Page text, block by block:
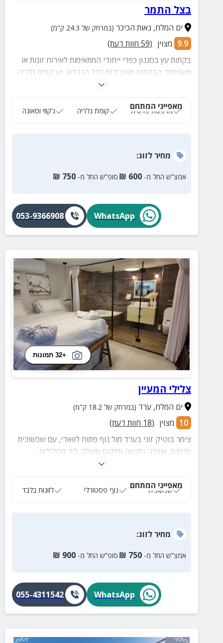
בצל התמר
ים המלח, נאות הכיכר (במרחק של 24.3 ק"מ)
9.9 מצוין (
59 חוות דעת)
בקתות עץ בסגנון כפרי ייחודי המתאימות לאירוח זוגות או
משפחות. הבקתות מאובזרות בכל הנדרש, יש קומת גלריה
לילדים, מרפסת עם פינות ישיבה הפונות אל נוף משגע!
מאפייני המתחם
מרפסת פרטית קומת גלריה ג‘קוזי וסאונה
מחירלזוג:
אמצ”ש החל מ- 600
₪ סופ”ש החל מ- 750
₪
WhatsApp
053-9366908
+32 תמונות
צלילי המעיין
ים המלח,ערד (במרחק של 18.2 ק"מ)
10 מצוין (
18 חוות דעת)
צימר בוטיק זוגי בערד מול נוף פתוח לוואדי, עם שכשוכית
פרטית, אווירה שקטה ומיקום מעולה ליד מסלולים,
מסעדות ואטרקציות בים המלח ובמדבר יהודה.
מאפייני המתחם
שכשוכית נוף פסטורלי לזוגות בלבד
מחירלזוג:
אמצ”ש החל מ- 750
₪ סופ”ש החל מ- 900
₪
WhatsApp
055-4311542